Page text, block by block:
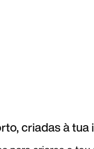
criadas à tua